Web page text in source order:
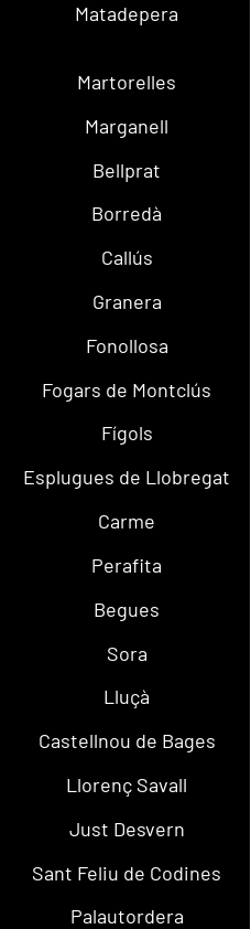
Matadepera
Martorelles
Marganell
Bellprat
Borredà
Callús
Granera
Fonollosa
Fogars de Montclús
Fígols
Esplugues de Llobregat
Carme
Perafita
Begues
Sora
Lluçà
Castellnou de Bages
Llorenç Savall
Just Desvern
Sant Feliu de Codines
Palautordera